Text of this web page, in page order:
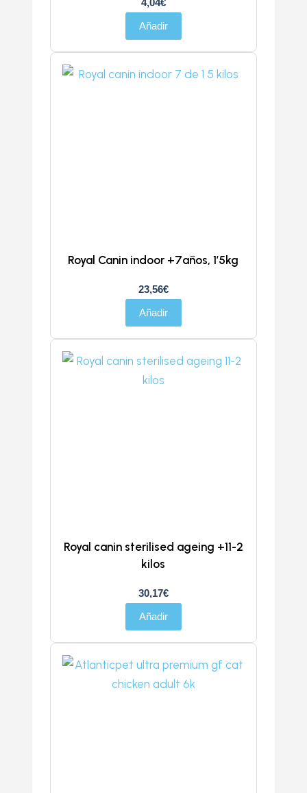
Añadir
Royal Canin indoor +7años, 1’5kg
23,56€
Añadir
Royal canin sterilised ageing +11-2
kilos
30,17€
Añadir